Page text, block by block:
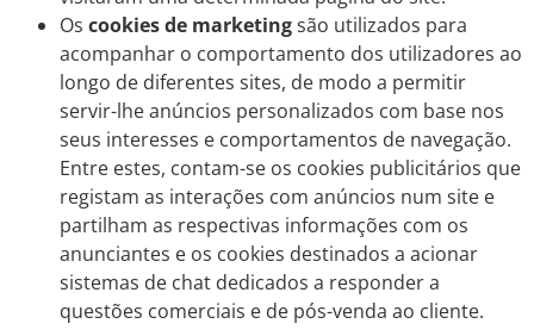
Os cookies de marketingsão utilizados para
acompanhar o comportamento dos utilizadores ao
longo de diferentes sites, de modo a permitir
servir-lhe anúncios personalizados com base nos
seus interesses e comportamentos de navegação.
Entre estes, contam-se os cookies publicitários que
registam as interações com anúncios num site e
partilham as respectivas informações com os
anunciantes e os cookies destinados a acionar
sistemas de chat dedicados a responder a
questões comerciais e de pós-venda ao cliente.